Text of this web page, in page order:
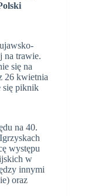
na trawie.
się na
26 kwietnia
się piknik
na 40.
występu
w
innymi
oraz